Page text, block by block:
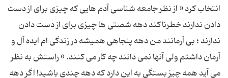
انتخاب کرد « از نظر جامعه شناسی آدم هایی که چیزی برای از دست
دادن ندارند خطرناکند دهه شصتی ها چیزی برای از دست دادن
ندارند ؛ بی آرمانند من دهه پنجاهی همیشه در زندگی ام ایده آل و
آرمان داشتم ولی آنها نمی دانند چه کار می کنند. » راستش به نظر
می آید همه چیز بستگی به این دارد که دهه چندی باشید! اگر دهه